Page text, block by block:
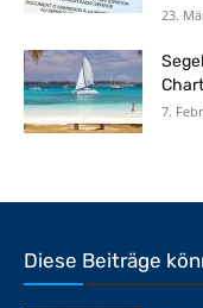
23.
7.
Diese Beiträge